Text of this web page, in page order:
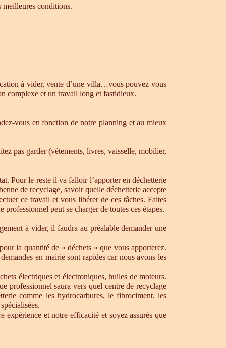
meilleures conditions.
à vider, vente d’une villa…vous pouvez vous
complexe et un travail long et fastidieux.
vous en fonction de notre planning et au mieux
pas garder (vêtements, livres, vaisselle, mobilier,
Pour le reste il va falloir l’apporter en déchetterie
de recyclage, savoir quelle déchetterie accepte
ce travail et vous libérer de ces tâches. Faites
peut se charger de toutes ces étapes.
à vider, il faudra au préalable demander une
la quantité de « déchets » que vous apporterez.
en mairie sont rapides car nous avons les
électriques et électroniques, huiles de moteurs.
professionnel saura vers quel centre de recyclage
comme les hydrocarbures, le fibrociment, les
expérience et notre efficacité et soyez assurés que